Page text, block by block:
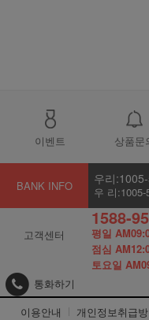
이벤트 상품문
BANK INFO 우리
우 리
고객센터
1588-
평일
점심
토요일
통화하기
이용안내
개인정보취급